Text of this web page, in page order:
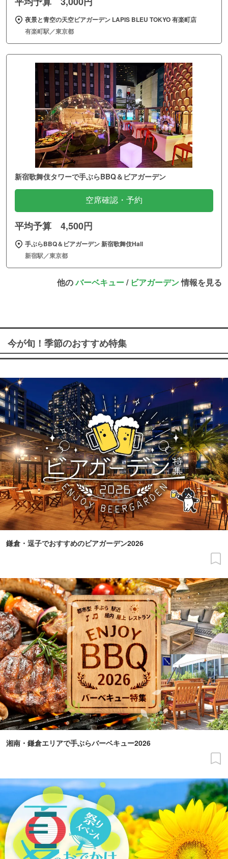
夜景と青空の天空ビアガーデン LAPIS BLEU TOKYO 有楽町店
有楽町駅／東京都
新宿歌舞伎タワーで手ぶらBBQ＆ビアガーデン
空席確認・予約
平均予算 4,500円
手ぶらBBQ＆ビアガーデン 新宿歌舞伎Hall
新宿駅／東京都
他のバーベキュー/ ビアガーデン情報を見る
今が旬！季節のおすすめ特集
鎌倉・逗子でおすすめのビアガーデン2026
湘南・鎌倉エリアで手ぶらバーベキュー2026